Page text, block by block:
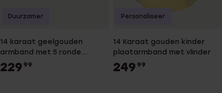
14 karaat geelgouden
armband met 5 ronde
plaatjes
229 99
Duurzamer
14 Karaat gouden kinder
plaatarmband met vlinder
249 99
Personaliseer